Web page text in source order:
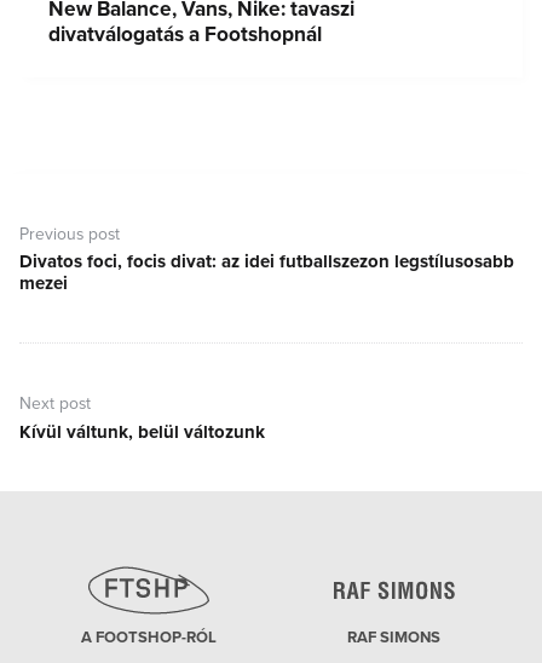
New Balance, Vans, Nike: tavaszi
divatválogatás a Footshopnál
navigáció
Previous post
Previous
post:
Divatos foci, focis divat: az idei futballszezon legstílusosabb
mezei
Next post
Next
Kívül váltunk, belül változunk
A FOOTSHOP-RÓL RAF SIMONS